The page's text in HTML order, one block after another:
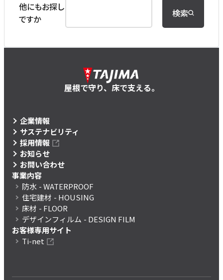
他にもお探し
ですか
検索
屋根で守り、床で支える。
企業情報
サステナビリティ
採用情報
お知らせ
お問い合わせ
事業内容
防水 - WATERPROOF
住宅建材 - HOUSING
床材 - FLOOR
デザインフィルム - DESIGN FILM
お客様専用サイト
Ti-net